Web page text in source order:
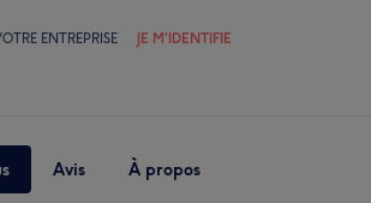
ENTREPRISE JE M'IDENTIFIE
Avis À propos